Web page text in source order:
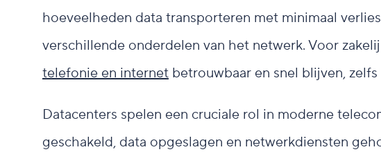
hoeveelheden data transporteren met minimaal
verschillende onderdelen van het netwerk. Voor
telefonie en internet betrouwbaar en snel blijven,
Datacenters spelen een cruciale rol in moderne
geschakeld, data opgeslagen en netwerkdiensten